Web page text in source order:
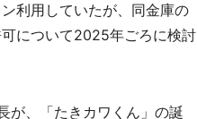
利用していたが、同金庫の
について2025年ごろに検討
が、「たきカワくん」の誕